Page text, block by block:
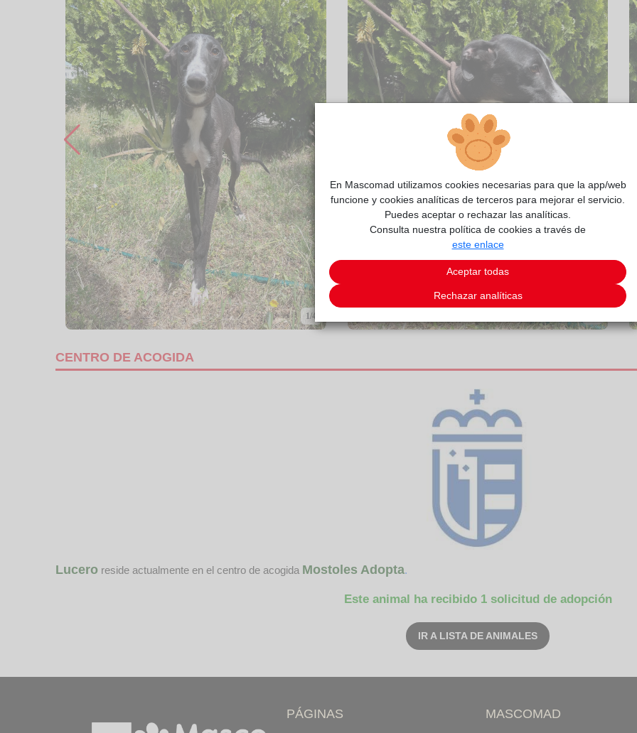
1/4
CENTRO DE ACOGIDA
Lucero reside actualmente en el centro de acogida Mostoles Adopta.
Este animal ha recibido 1 solicitud de adopción
IR A LISTA DE ANIMALES
PÁGINAS MASCOMAD
En Mascomad utilizamos cookies necesarias para que la app/web
funcione y cookies analíticas de terceros para mejorar el servicio.
Puedes aceptar o rechazar las analíticas.
Consulta nuestra política de cookies a través de
este enlace
Aceptar todas
Rechazar analíticas